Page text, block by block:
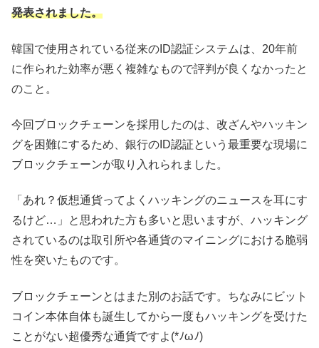
発表されました。
韓国で使用されている従来のID認証システムは、20年前
に作られた効率が悪く複雑なもので評判が良くなかったと
のこと。
今回ブロックチェーンを採用したのは、改ざんやハッキン
グを困難にするため、銀行のID認証という最重要な現場に
ブロックチェーンが取り入れられました。
「あれ？仮想通貨ってよくハッキングのニュースを耳にす
るけど…」と思われた方も多いと思いますが、ハッキング
されているのは取引所や各通貨のマイニングにおける脆弱
性を突いたものです。
ブロックチェーンとはまた別のお話です。ちなみにビット
コイン本体自体も誕生してから一度もハッキングを受けた
ことがない超優秀な通貨ですよ(*ﾉωﾉ)